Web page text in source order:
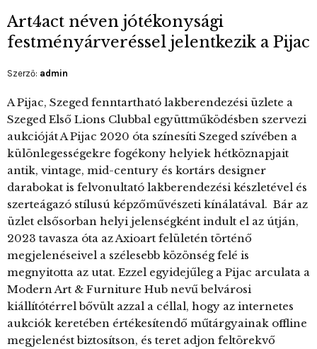
Art4act néven jótékonysági
festményárveréssel jelentkezik a Pijac
Szerző: admin
A Pijac, Szeged fenntartható lakberendezési üzlete a
Szeged Első Lions Clubbal együttműködésben szervezi
aukcióját A Pijac 2020 óta színesíti Szeged szívében a
különlegességekre fogékony helyiek hétköznapjait
antik, vintage, mid-century és kortárs designer
darabokat is felvonultató lakberendezési készletével és
szerteágazó stílusú képzőművészeti kínálatával. Bár az
üzlet elsősorban helyi jelenségként indult el az útján,
2023 tavasza óta az Axioart felületén történő
megjelenéseivel a szélesebb közönség felé is
megnyitotta az utat. Ezzel egyidejűleg a Pijac arculata a
Modern Art & Furniture Hub nevű belvárosi
kiállítótérrel bővült azzal a céllal, hogy az internetes
aukciók keretében értékesítendő műtárgyainak offline
megjelenést biztosítson, és teret adjon feltörekvő